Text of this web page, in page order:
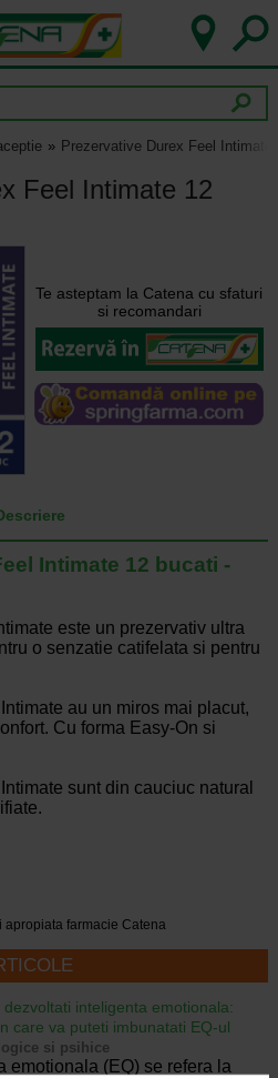
Prezervative Durex Feel Intimate
Feel Intimate 12
Te asteptam la Catena cu sfaturi
si recomandari
Intimate 12 bucati -
este un prezervativ ultra
o senzatie catifelata si pentru
au un miros mai placut,
Cu forma Easy-On si
sunt din cauciuc natural
apropiata farmacie Catena
dezvoltati inteligenta emotionala:
care va puteti imbunatati EQ-ul
si psihice
emotionala (EQ) se refera la